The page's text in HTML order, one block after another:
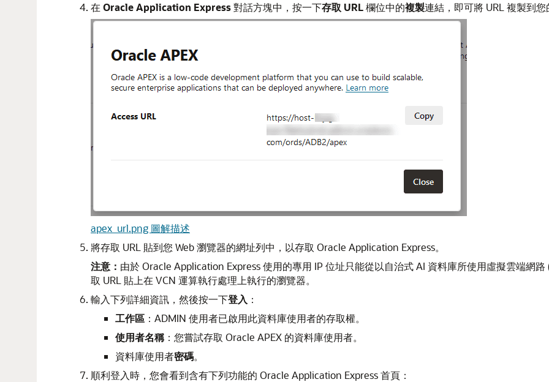
在 Oracle Application Express對話方塊中，按一下存取 URL欄位中的複製連結，即可將 URL 複製到您
apex_url.png 圖解描述
將存取 URL 貼到您 Web 瀏覽器的網址列中，以存取 Oracle Application Express。
注意： 由於 Oracle Application Express 使用的專用 IP 位址只能從以自治式 AI 資料庫所使用虛擬雲端網
取 URL 貼上在 VCN 運算執行處理上執行的瀏覽器。
輸入下列詳細資訊，然後按一下登入 ：
工作區 ：ADMIN 使用者已啟用此資料庫使用者的存取權。
使用者名稱：您嘗試存取 Oracle APEX 的資料庫使用者。
資料庫使用者密碼。
順利登入時，您會看到含有下列功能的 Oracle Application Express 首頁：